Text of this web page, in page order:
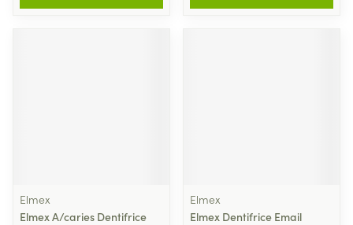
Elmex
Elmex A/caries Dentifrice
Elmex
Elmex Dentifrice Email